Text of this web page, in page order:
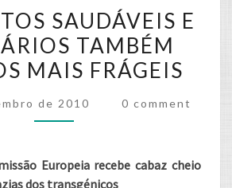
SAUDÁVEIS
E
SOLIDÁRIOS
PARA
FRÁGEIS
SAUDÁVEIS E
TAMBÉM
MAIS FRÁGEIS
de 2010 Comments
0 comment
Europeia recebe cabaz cheio
dos transgénicos